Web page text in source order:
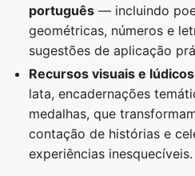
português — incluindo
geométricas, números e
sugestões de aplicação
Recursos visuais e lúdicos
lata, encadernações
medalhas, que
contação de histórias e
experiências inesquecíveis.